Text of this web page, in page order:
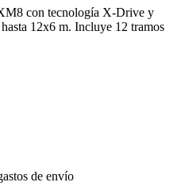
con tecnología X-Drive y
12x6 m. Incluye 12 tramos
de envío